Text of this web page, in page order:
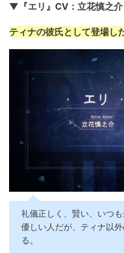
▼『エリ』CV：立花慎之介
ティナの彼氏として登場し
礼儀正しく、賢い、いつ
優しい人だが、ティナ以
る。